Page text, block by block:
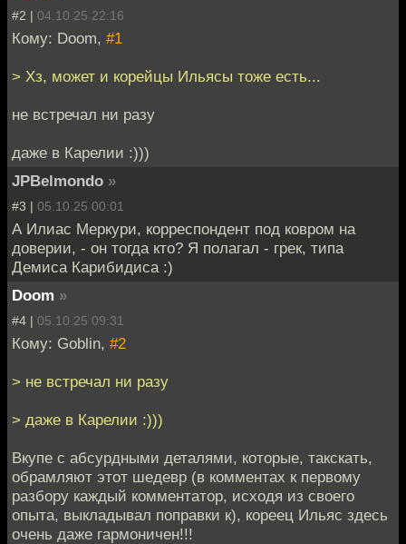
#2 | 04.10.25 22:16
Кому: Doom, #1
> Хз, может и корейцы Ильясы тоже есть...
не встречал ни разу
даже в Карелии :)))
JPBelmondo »
#3 | 05.10.25 00:01
А Илиас Меркури, корреспондент под ковром на
доверии, - он тогда кто? Я полагал - грек, типа
Демиса Карибидиса :)
Doom »
#4 | 05.10.25 09:31
Кому: Goblin, #2
> не встречал ни разу
> даже в Карелии :)))
Вкупе с абсурдными деталями, которые, такскать,
обрамляют этот шедевр (в комментах к первому
разбору каждый комментатор, исходя из своего
опыта, выкладывал поправки к), кореец Ильяс здесь
очень даже гармоничен!!!